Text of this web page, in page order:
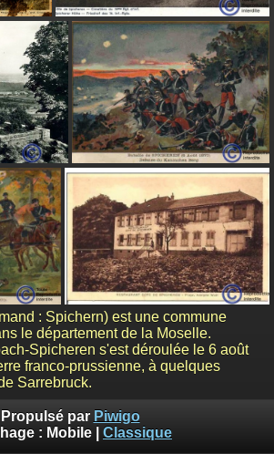
: Spichern) est une commune
le département de la Moselle.
Spicheren s'est déroulée le 6 août
franco-prussienne, à quelques
Sarrebruck.
Propulsé par Piwigo
: Mobile Classique